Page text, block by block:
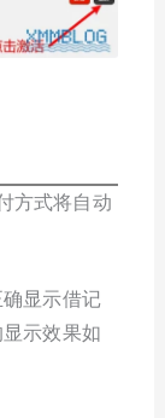
方式将自动
显示借记
示效果如